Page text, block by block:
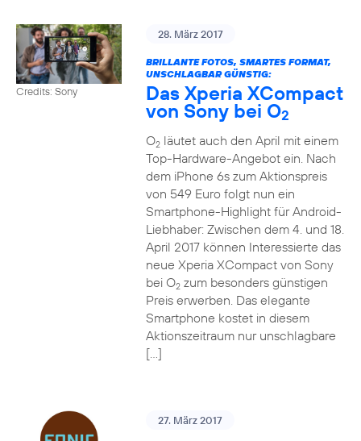
Credits: Sony
28. März 2017
BRILLANTE FOTOS, SMARTES FORMAT,
UNSCHLAGBAR GÜNSTIG:
Das Xperia XCompact
von Sony bei O2
O2läutet auch den April mit einem
Top-Hardware-Angebot ein. Nach
dem iPhone 6s zum Aktionspreis
von 549 Euro folgt nun ein
Smartphone-Highlight für Android-
Liebhaber: Zwischen dem 4. und 18.
April 2017 können Interessierte das
neue Xperia XCompact von Sony
bei O2zum besonders günstigen
Preis erwerben. Das elegante
Smartphone kostet in diesem
Aktionszeitraum nur unschlagbare
[…]
27. März 2017